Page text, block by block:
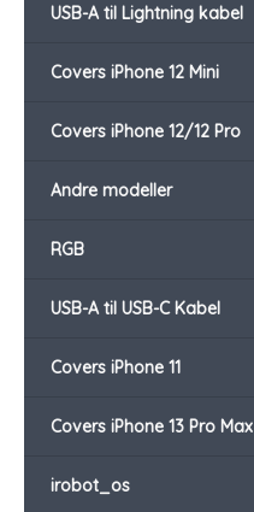
USB-A til Lightning kabel
Covers iPhone 12 Mini
Covers iPhone 12/12 Pro
Andre modeller
RGB
USB-A til USB-C Kabel
Covers iPhone 11
Covers iPhone 13 Pro Max
irobot_os